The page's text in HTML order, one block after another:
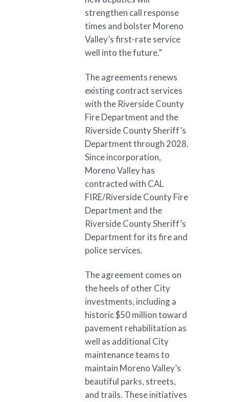
strengthen call response
times and bolster Moreno
Valley’s first-rate service
well into the future.”
The agreements renews
existing contract services
with the Riverside County
Fire Department and the
Riverside County Sheriff’s
Department through 2028.
Since incorporation,
Moreno Valley has
contracted with CAL
FIRE/Riverside County Fire
Department and the
Riverside County Sheriff’s
Department for its fire and
police services.
The agreement comes on
the heels of other City
investments, including a
historic $50 million toward
pavement rehabilitation as
well as additional City
maintenance teams to
maintain Moreno Valley’s
beautiful parks, streets,
and trails. These initiatives